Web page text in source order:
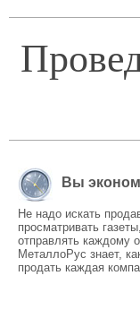
Вы
Не надо искать
просматривать
отправлять каждому
МеталлоРус знает,
продать каждая